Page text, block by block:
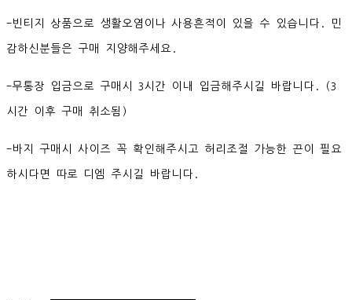
-빈티지 상품으로 생활오염이나 사용흔적이 있을 수 있습니다. 민
감하신분들은 구매 지양해주세요.
-무통장 입금으로 구매시 3시간 이내 입금해주시길 바랍니다. (3
시간 이후 구매 취소됨)
-바지 구매시 사이즈 꼭 확인해주시고 허리조절 가능한 끈이 필요
하시다면 따로 디엠 주시길 바랍니다.